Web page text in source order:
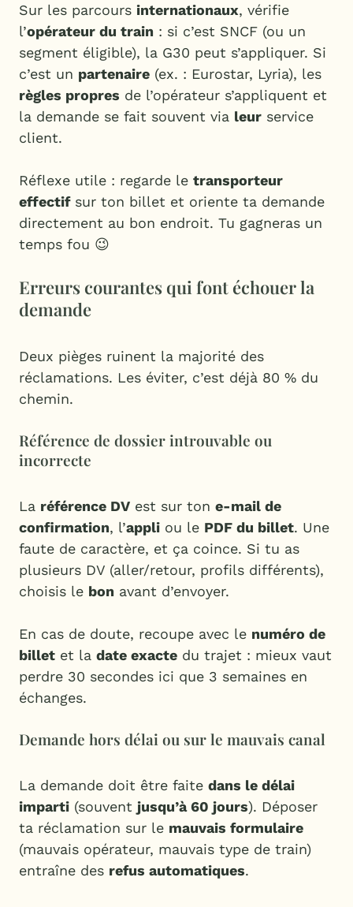
Sur les parcours internationaux, vérifie
l’opérateur du train : si c’est SNCF (ou un
segment éligible), la G30 peut s’appliquer. Si
c’est un partenaire (ex. : Eurostar, Lyria), les
règles propres de l’opérateur s’appliquent et
la demande se fait souvent via leur service
client.
Réflexe utile : regarde le transporteur
effectifsur ton billet et oriente ta demande
directement au bon endroit. Tu gagneras un
temps fou 😉
Erreurs courantes qui font échouer la
demande
Deux pièges ruinent la majorité des
réclamations. Les éviter, c’est déjà 80 % du
chemin.
Référence de dossier introuvable ou
incorrecte
La référence DV est sur ton e-mail de
confirmation, l’appli ou le PDF du billet. Une
faute de caractère, et ça coince. Si tu as
plusieurs DV (aller/retour, profils différents),
choisis le bon avant d’envoyer.
En cas de doute, recoupe avec le numéro de
billet et la date exacte du trajet : mieux vaut
perdre 30 secondes ici que 3 semaines en
échanges.
Demande hors délai ou sur le mauvais canal
La demande doit être faite dans le délai
imparti (souvent jusqu’à 60 jours). Déposer
ta réclamation sur le mauvais formulaire
(mauvais opérateur, mauvais type de train)
entraîne des refus automatiques.